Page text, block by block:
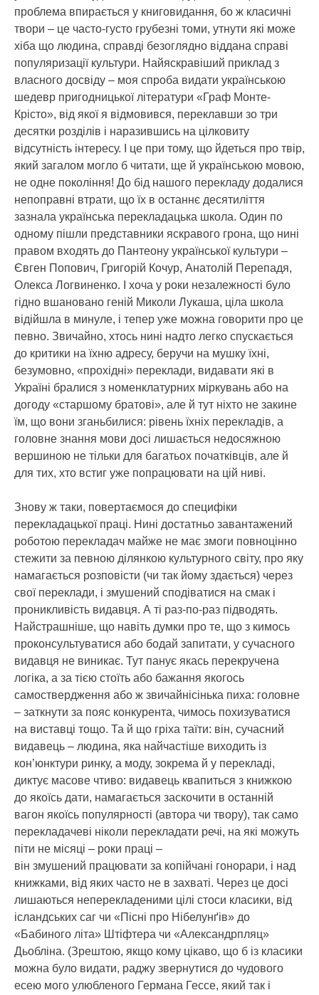
проблема впирається у книговидання, бо ж класичні
твори – це часто-густо грубезні томи, утнути які може
хіба що людина, справді безоглядно віддана справі
популяризації культури. Найяскравіший приклад з
власного досвіду – моя спроба видати українською
шедевр пригодницької літератури «Граф Монте-
Крісто», від якої я відмовився, переклавши зо три
десятки розділів і наразившись на цілковиту
відсутність інтересу. І це при тому, що йдеться про твір,
який загалом могло б читати, ще й українською мовою,
не одне покоління! До бід нашого перекладу додалися
непоправні втрати, що їх в останнє десятиліття
зазнала українська перекладацька школа. Один по
одному пішли представники яскравого грона, що нині
правом входять до Пантеону української культури –
Євген Попович, Григорій Кочур, Анатолій Перепадя,
Олекса Логвиненко. І хоча у роки незалежності було
гідно вшановано геній Миколи Лукаша, ціла школа
відійшла в минуле, і тепер уже можна говорити про це
певно. Звичайно, хтось нині надто легко спускається
до критики на їхню адресу, беручи на мушку їхні,
безумовно, «прохідні» переклади, видавати які в
Україні бралися з номенклатурних міркувань або на
догоду «старшому братові», але й тут ніхто не закине
їм, що вони зганьбилися: рівень їхніх перекладів, а
головне знання мови досі лишається недосяжною
вершиною не тільки для багатьох початківців, але й
для тих, хто встиг уже попрацювати на цій ниві.
Знову ж таки, повертаємося до специфіки
перекладацької праці. Нині достатньо завантажений
роботою перекладач майже не має змоги повноцінно
стежити за певною ділянкою культурного світу, про яку
намагається розповісти (чи так йому здається) через
свої переклади, і змушений сподіватися на смак і
проникливість видавця. А ті раз-по-раз підводять.
Найстрашніше, що навіть думки про те, що з кимось
проконсультуватися або бодай запитати, у сучасного
видавця не виникає. Тут панує якась перекручена
логіка, а за тією стоїть або бажання якогось
самоствердження або ж звичайнісінька пиха: головне
– заткнути за пояс конкурента, чимось похизуватися
на виставці тощо. Та й що гріха таїти: він, сучасний
видавець – людина, яка найчастіше виходить із
кон’юнктури ринку, а моду, зокрема й у перекладі,
диктує масове чтиво: видавець квапиться з книжкою
до якоїсь дати, намагається заскочити в останній
вагон якоїсь популярності (автора чи твору), так само
перекладачеві ніколи перекладати речі, на які можуть
піти не місяці – роки праці –
він змушений працювати за копійчані гонорари, і над
книжками, від яких часто не в захваті. Через це досі
лишаються неперекладеними цілі стоси класики, від
ісландських саг чи «Пісні про Нібелунґів» до
«Бабиного літа» Штіфтера чи «Александрпляц»
Дьобліна. (Зрештою, якщо кому цікаво, що б із класики
можна було видати, раджу звернутися до чудового
есею мого улюбленого Германа Гессе, який так і